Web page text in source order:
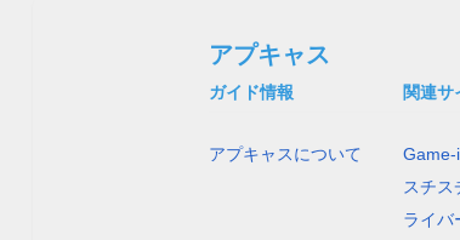
アプキャス
ガイド情報
アプキャスについて
関連サ
Game-i
スチス
ライバ